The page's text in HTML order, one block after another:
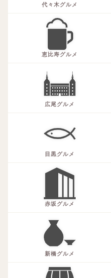
代々木グルメ
恵比寿グルメ
広尾グルメ
目黒グルメ
赤坂グルメ
新橋グルメ